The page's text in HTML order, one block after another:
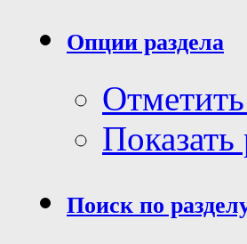
Опции раздела
Показать
Поиск по